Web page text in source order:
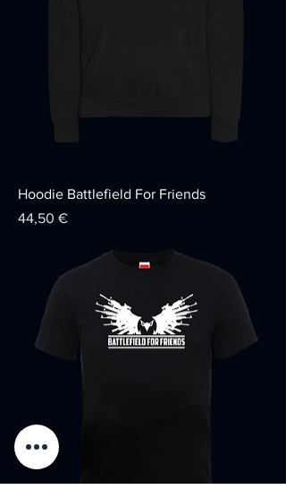
Hoodie Battlefield For Friends
Preis
44,50 €